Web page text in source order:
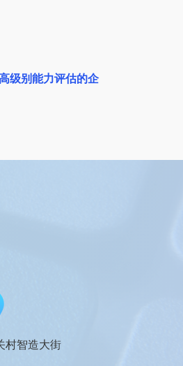
级别能力评估的企
村智造大街